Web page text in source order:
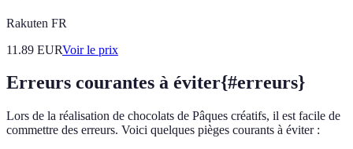
Rakuten FR
11.89 EURVoir le prix
Erreurs courantes à éviter{#erreurs}
Lors de la réalisation de chocolats de Pâques créatifs, il est facile de
commettre des erreurs. Voici quelques pièges courants à éviter :